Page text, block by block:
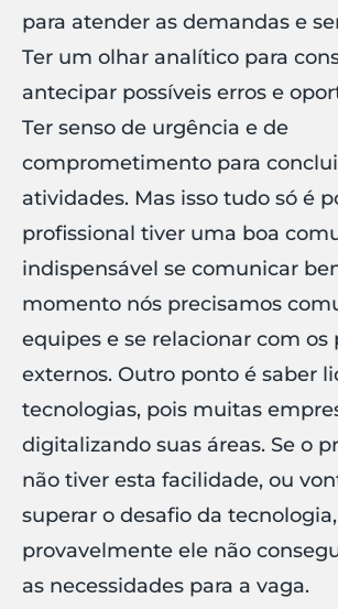
para atender as demandas e
Ter um olhar analítico para
antecipar possíveis erros e
Ter senso de urgência e de
comprometimento para
atividades. Mas isso tudo só é
profissional tiver uma boa
indispensável se comunicar
momento nós precisamos
equipes e se relacionar com os
externos. Outro ponto é saber
tecnologias, pois muitas
digitalizando suas áreas. Se o
não tiver esta facilidade, ou
superar o desafio da tecnologia,
provavelmente ele não
as necessidades para a vaga.